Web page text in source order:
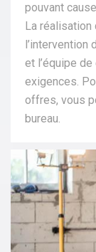
pouvant
La
l’intervention
et l’équipe
exigences.
offres, vous
bureau.